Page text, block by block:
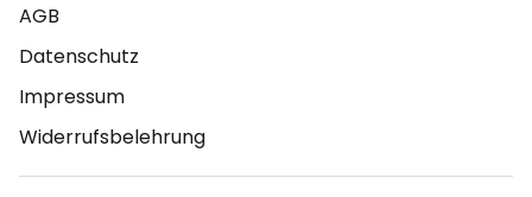
AGB
Datenschutz
Impressum
Widerrufsbelehrung